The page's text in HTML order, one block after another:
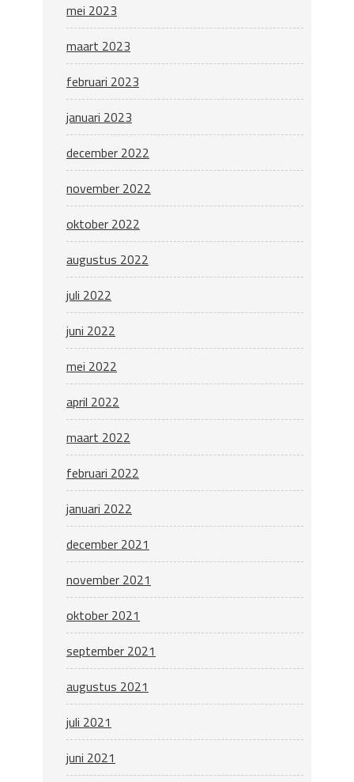
mei 2023
maart 2023
februari 2023
januari 2023
december 2022
november 2022
oktober 2022
augustus 2022
juli 2022
juni 2022
mei 2022
april 2022
maart 2022
februari 2022
januari 2022
december 2021
november 2021
oktober 2021
september 2021
augustus 2021
juli 2021
juni 2021